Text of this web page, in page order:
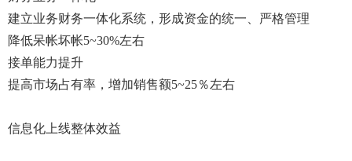
建立业务财务一体化系统，形成资金的统一、严格管理
降低呆帐坏帐5~30%左右
接单能力提升
提高市场占有率，增加销售额5~25％左右
信息化上线整体效益